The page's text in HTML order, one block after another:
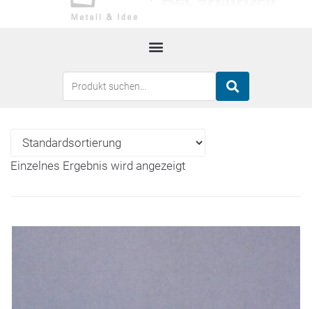
Einzelnes Ergebnis wird angezeigt